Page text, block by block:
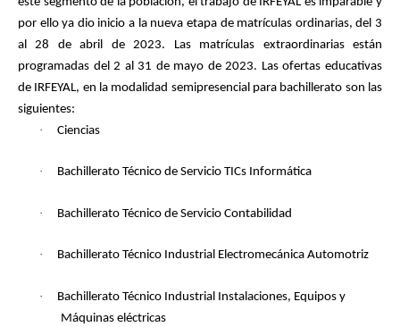
por ello ya dio inicio a la nueva etapa de matrículas ordinarias, del 3
al 28 de abril de 2023. Las matrículas extraordinarias están
programadas del 2 al 31 de mayo de 2023. Las ofertas educativas
de IRFEYAL, en la modalidad semipresencial para bachillerato son las
siguientes:
·
Ciencias
· Bachillerato Técnico de Servicio TICs Informática
· Bachillerato Técnico de Servicio Contabilidad
· Bachillerato Técnico Industrial Electromecánica Automotriz
·
Bachillerato Técnico Industrial Instalaciones, Equipos y
Máquinas eléctricas